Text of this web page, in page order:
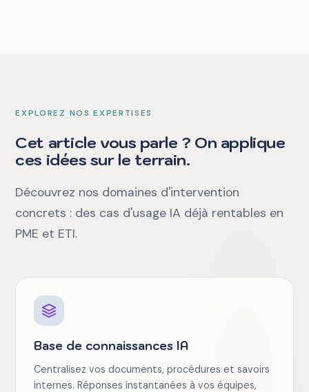
EXPLOREZ NOS EXPERTISES
Cet article vous parle ? On applique
ces idées sur le terrain.
Découvrez nos domaines d'intervention
concrets : des cas d'usage IA déjà rentables en
PME et ETI.
Base de connaissances IA
Centralisez vos documents, procédures et savoirs
internes. Réponses instantanées à vos équipes,